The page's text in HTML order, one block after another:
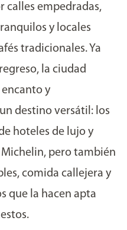
calles empedradas,
y locales
tradicionales. Ya
la ciudad
y
destino versátil: los
hoteles de lujo y
pero también
comida callejera y
que la hacen apta